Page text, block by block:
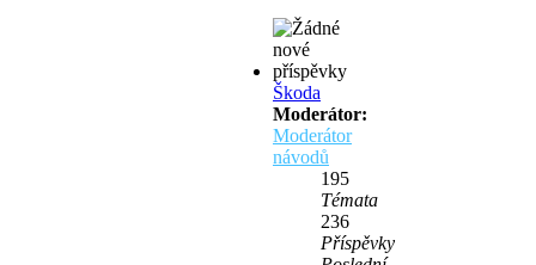
Škoda
Moderátor:
Moderátor
návodů
195
Témata
236
Příspěvky